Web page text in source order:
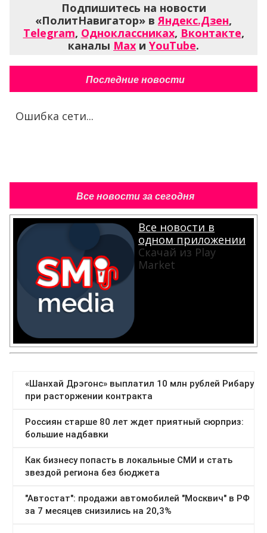
Подпишитесь на новости
«ПолитНавигатор» вЯндекс.Дзен,
Telegram, Одноклассниках, Вконтакте,
каналы Max и YouTube.
Последние новости
Ошибка сети...
Все новости за сегодня
Все новости в
одном приложении
Скачай из Play
Market